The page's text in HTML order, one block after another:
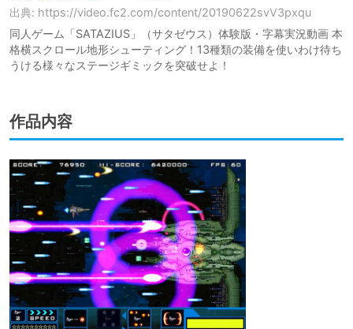
出典: https://video.fc2.com/content/20190622svV3pxqu
同人ゲーム「SATAZIUS」（サタゼウス）体験版・字幕実況動画 本
格横スクロール地形シューティング！13種類の装備を使いわけ待ち
うける様々なステージギミックを突破せよ！
作品内容